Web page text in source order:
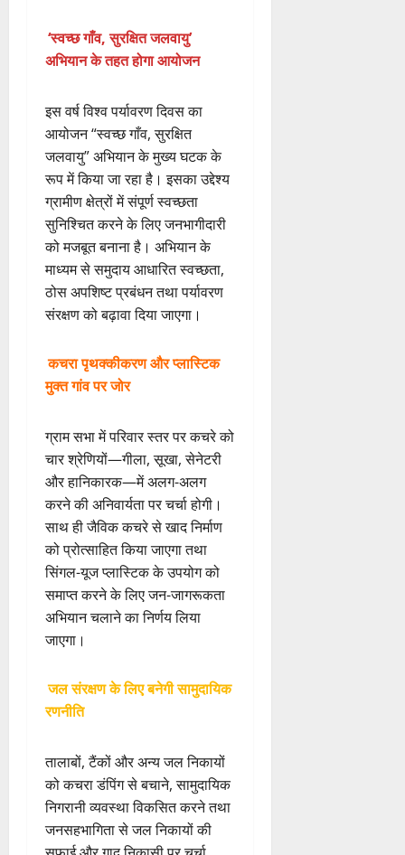
‘स्वच्छ गाँव, सुरक्षित जलवायु’
अभियान के तहत होगा आयोजन
इस वर्ष विश्व पर्यावरण दिवस का
आयोजन “स्वच्छ गाँव, सुरक्षित
जलवायु” अभियान के मुख्य घटक के
रूप में किया जा रहा है। इसका उद्देश्य
ग्रामीण क्षेत्रों में संपूर्ण स्वच्छता
सुनिश्चित करने के लिए जनभागीदारी
को मजबूत बनाना है। अभियान के
माध्यम से समुदाय आधारित स्वच्छता,
ठोस अपशिष्ट प्रबंधन तथा पर्यावरण
संरक्षण को बढ़ावा दिया जाएगा।
कचरा पृथक्कीकरण और प्लास्टिक
मुक्त गांव पर जोर
ग्राम सभा में परिवार स्तर पर कचरे को
चार श्रेणियों—गीला, सूखा, सेनेटरी
और हानिकारक—में अलग-अलग
करने की अनिवार्यता पर चर्चा होगी।
साथ ही जैविक कचरे से खाद निर्माण
को प्रोत्साहित किया जाएगा तथा
सिंगल-यूज प्लास्टिक के उपयोग को
समाप्त करने के लिए जन-जागरूकता
अभियान चलाने का निर्णय लिया
जाएगा।
जल संरक्षण के लिए बनेगी सामुदायिक
रणनीति
तालाबों, टैंकों और अन्य जल निकायों
को कचरा डंपिंग से बचाने, सामुदायिक
निगरानी व्यवस्था विकसित करने तथा
जनसहभागिता से जल निकायों की